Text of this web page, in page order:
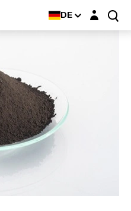
DE Login-Maske